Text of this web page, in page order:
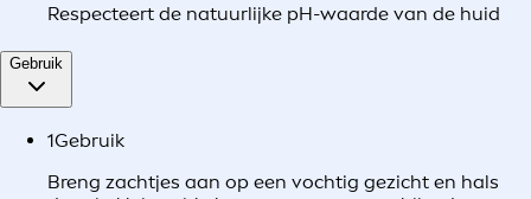
Respecteert de natuurlijke pH-waarde van de huid
Gebruik
1Gebruik
Breng zachtjes aan op een vochtig gezicht en hals